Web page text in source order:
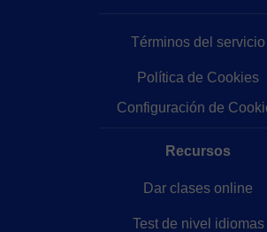
Términos del servicio
Política de Cookies
Configuración de
Recursos
Dar clases online
Test de nivel idiomas